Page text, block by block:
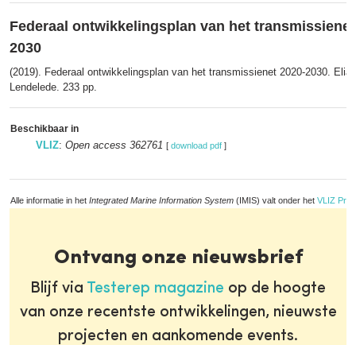
Federaal ontwikkelingsplan van het transmissienet
2030
(2019). Federaal ontwikkelingsplan van het transmissienet 2020-2030. Elia
Lendelede. 233 pp.
Beschikbaar in
VLIZ: Open access 362761 [ download pdf ]
Alle informatie in het Integrated Marine Information System (IMIS) valt onder het VLIZ
Ontvang onze nieuwsbrief
Blijf via Testerep magazine op de hoogte
van onze recentste ontwikkelingen, nieuwste
projecten en aankomende events.